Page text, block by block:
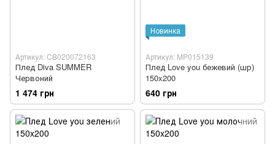
Артикул: CB020072163
Плед Diva SUMMER
Червоний
1 474 грн
Новинка
Артикул: MP015139
Плед Love you бежевий (шр)
150x200
640 грн